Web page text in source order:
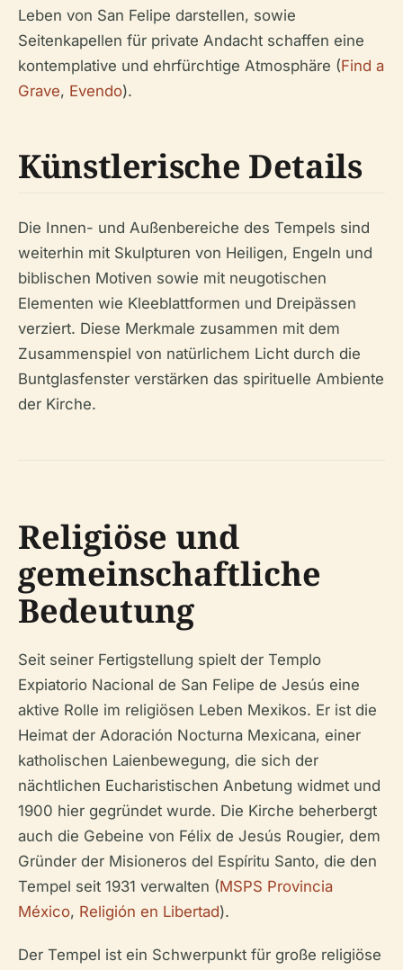
Leben von San Felipe darstellen, sowie
Seitenkapellen für private Andacht schaffen eine
kontemplative und ehrfürchtige Atmosphäre (Find a
Grave, Evendo).
Künstlerische Details
Die Innen- und Außenbereiche des Tempels sind
weiterhin mit Skulpturen von Heiligen, Engeln und
biblischen Motiven sowie mit neugotischen
Elementen wie Kleeblattformen und Dreipässen
verziert. Diese Merkmale zusammen mit dem
Zusammenspiel von natürlichem Licht durch die
Buntglasfenster verstärken das spirituelle Ambiente
der Kirche.
Religiöse und
gemeinschaftliche
Bedeutung
Seit seiner Fertigstellung spielt der Templo
Expiatorio Nacional de San Felipe de Jesús eine
aktive Rolle im religiösen Leben Mexikos. Er ist die
Heimat der Adoración Nocturna Mexicana, einer
katholischen Laienbewegung, die sich der
nächtlichen Eucharistischen Anbetung widmet und
1900 hier gegründet wurde. Die Kirche beherbergt
auch die Gebeine von Félix de Jesús Rougier, dem
Gründer der Misioneros del Espíritu Santo, die den
Tempel seit 1931 verwalten (MSPS Provincia
México, Religión en Libertad).
Der Tempel ist ein Schwerpunkt für große religiöse